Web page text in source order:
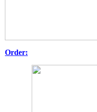
Order: